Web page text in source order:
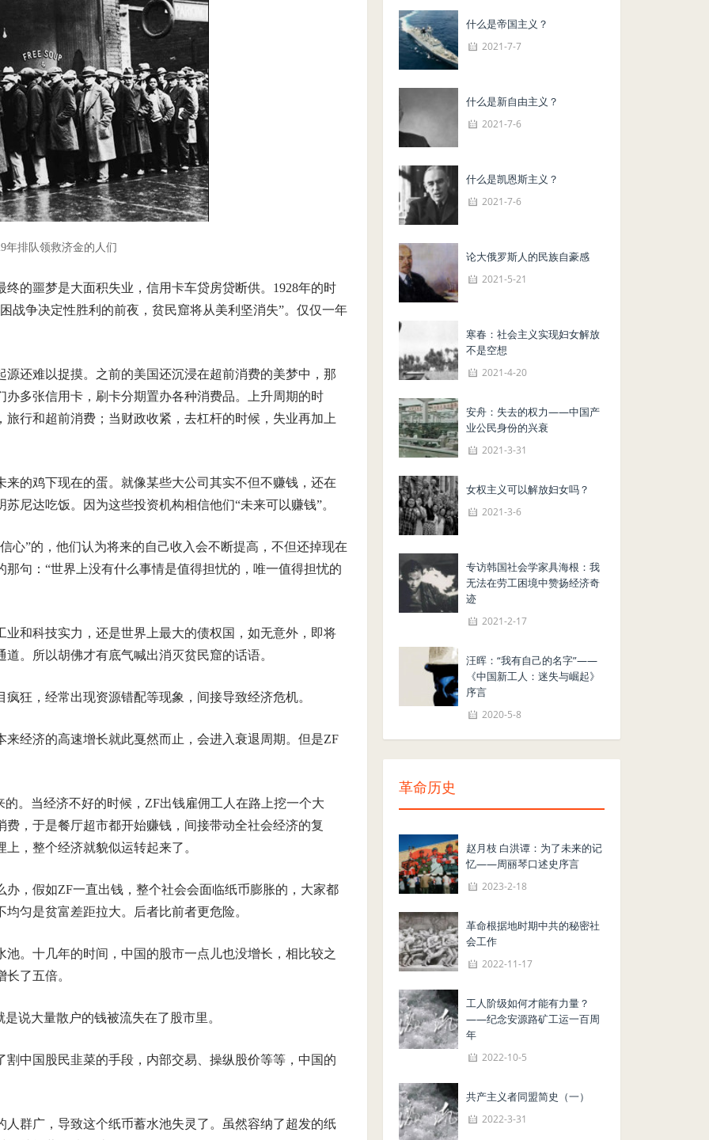
年排队领救济金的人们
的噩梦是大面积失业，信用卡车贷房贷断供。1928年的时
战争决定性胜利的前夜，贫民窟将从美利坚消失”。仅仅一年
源还难以捉摸。之前的美国还沉浸在超前消费的美梦中，那
多张信用卡，刷卡分期置办各种消费品。上升周期的时
行和超前消费；当财政收紧，去杠杆的时候，失业再加上
的鸡下现在的蛋。就像某些大公司其实不但不赚钱，还在
尼达吃饭。因为这些投资机构相信他们“未来可以赚钱”。
心”的，他们认为将来的自己收入会不断提高，不但还掉现在
句：“世界上没有什么事情是值得担忧的，唯一值得担忧的
和科技实力，还是世界上最大的债权国，如无意外，即将
。所以胡佛才有底气喊出消灭贫民窟的话语。
狂，经常出现资源错配等现象，间接导致经济危机。
来经济的高速增长就此戛然而止，会进入衰退周期。但是ZF
。当经济不好的时候，ZF出钱雇佣工人在路上挖一个大
，于是餐厅超市都开始赚钱，间接带动全社会经济的复
，整个经济就貌似运转起来了。
，假如ZF一直出钱，整个社会会面临纸币膨胀的，大家都
匀是贫富差距拉大。后者比前者更危险。
。十几年的时间，中国的股市一点儿也没增长，相比较之
了五倍。
说大量散户的钱被流失在了股市里。
中国股民韭菜的手段，内部交易、操纵股价等等，中国的
群广，导致这个纸币蓄水池失灵了。虽然容纳了超发的纸
什么是帝国主义？
2021-7-7
什么是新自由主义？
2021-7-6
什么是凯恩斯主义？
2021-7-6
论大俄罗斯人的民族自豪感
2021-5-21
寒春：社会主义实现妇女解放
不是空想
2021-4-20
安舟：失去的权力——中国产
业公民身份的兴衰
2021-3-31
女权主义可以解放妇女吗？
2021-3-6
专访韩国社会学家具海根：我
无法在劳工困境中赞扬经济奇
迹
2021-2-17
汪晖：“我有自己的名字”——
《中国新工人：迷失与崛起》
序言
2020-5-8
革命历史
赵月枝 白洪谭：为了未来的记
忆——周丽琴口述史序言
2023-2-18
革命根据地时期中共的秘密社
会工作
2022-11-17
工人阶级如何才能有力量？
——纪念安源路矿工运一百周
年
2022-10-5
共产主义者同盟简史（一）
2022-3-31